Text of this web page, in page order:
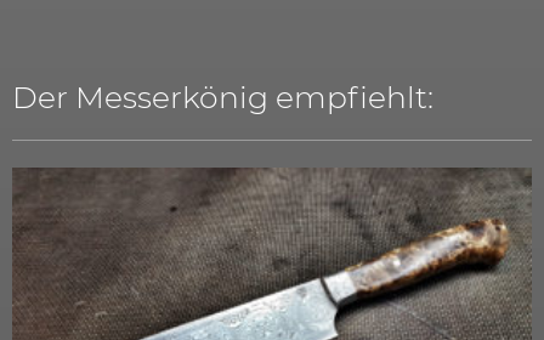
Der Messerkönig empfiehlt: